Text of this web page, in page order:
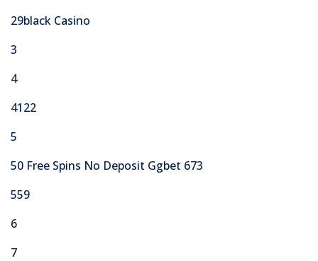
29black Casino
3
4
4122
5
50 Free Spins No Deposit Ggbet 673
559
6
7